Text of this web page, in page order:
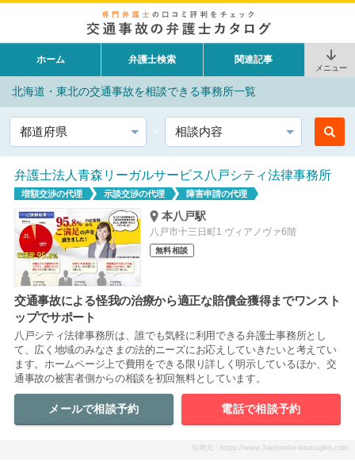
ホーム 弁護士検索 関連記事
メニュー
北海道・東北の交通事故を相談できる事務所一覧
都道府県 相談内容
弁護士法人青森リーガルサービス八戸シティ法律事務所
増額交渉の代理 示談交渉の代理 障害申請の代理
本八戸駅
八戸市十三日町1 ヴィアノヴァ6階
無料相談
交通事故による怪我の治療から適正な賠償金獲得までワンスト
ップでサポート
八戸シティ法律事務所は、誰でも気軽に利用できる弁護士事務所とし
て、広く地域のみなさまの法的ニーズにお応えしていきたいと考えてい
ます。ホームページ上で費用をできる限り詳しく明示しているほか、交
通事故の被害者側からの相談を初回無料としています。
メールで相談予約 電話で相談予約
引用元：https://www.hachinohe-koutsujiko.com